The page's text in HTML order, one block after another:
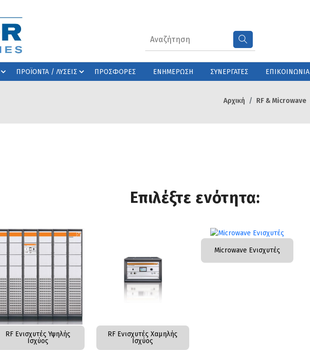
ΠΡΟΪΟΝΤΑ / ΛΥΣΕΙΣ ΠΡΟΣΦΟΡΕΣ ΕΝΗΜΕΡΩΣΗ ΣΥΝΕΡΓΑΤΕΣ ΕΠΙΚΟΙΝΩΝΙΑ
Αρχική RF & Microwave
Επιλέξτε ενότητα:
RF Ενισχυτές Υψηλής
Ισχύος
RF Ενισχυτές Χαμηλής
Ισχύος
Microwave Ενισχυτές